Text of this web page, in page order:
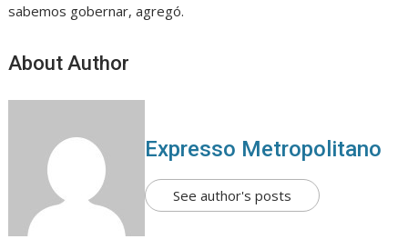
sabemos gobernar, agregó.
About Author
Expresso Metropolitano
See author's posts